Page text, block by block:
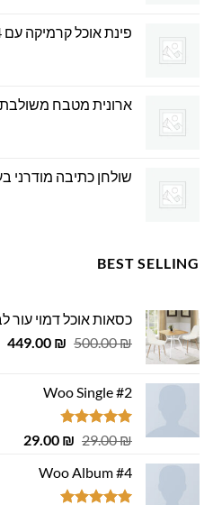
פינת אוכל קרמיקה עם 4 כיסאות
ארונית מטבח משולבת
שולחן כתיבה מודרני
BEST SELLING
כסאות אוכל דמוי עור
500.00₪
המחיר
500.00 ₪.
449.00 ₪
Woo Single #2
דורג4.75
29.00₪
המחיר
היה:
29.00 ₪.
29.00 ₪
Woo Album #4